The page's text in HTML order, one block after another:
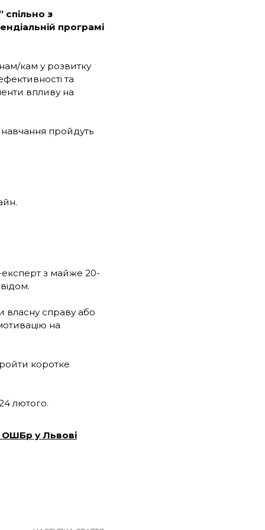
спільно з
програмі
кам у розвитку
та
впливу на
пройдуть
експерт з майже 20-
власну справу або
на
коротке
лютого.
ОШБр у Львові